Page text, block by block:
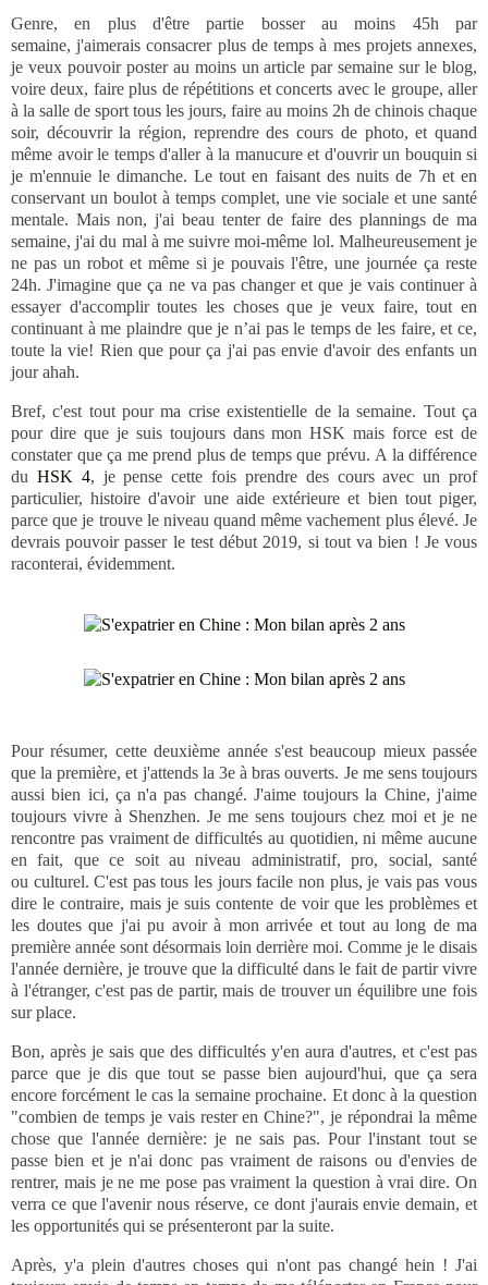
Genre, en plus d'être partie bosser au moins 45h par
semaine, j'aimerais consacrer plus de temps à mes projets annexes,
je veux pouvoir poster au moins un article par semaine sur le blog,
voire deux, faire plus de répétitions et concerts avec le groupe, aller
à la salle de sport tous les jours, faire au moins 2h de chinois chaque
soir, découvrir la région, reprendre des cours de photo, et quand
même avoir le temps d'aller à la manucure et d'ouvrir un bouquin si
je m'ennuie le dimanche. Le tout en faisant des nuits de 7h et en
conservant un boulot à temps complet, une vie sociale et une santé
mentale. Mais non, j'ai beau tenter de faire des plannings de ma
semaine, j'ai du mal à me suivre moi-même lol. Malheureusement je
ne pas un robot et même si je pouvais l'être, une journée ça reste
24h. J'imagine que ça ne va pas changer et que je vais continuer à
essayer d'accomplir toutes les choses que je veux faire, tout en
continuant à me plaindre que je n’ai pas le temps de les faire, et ce,
toute la vie! Rien que pour ça j'ai pas envie d'avoir des enfants un
jour ahah.
Bref, c'est tout pour ma crise existentielle de la semaine. Tout ça
pour dire que je suis toujours dans mon HSK mais force est de
constater que ça me prend plus de temps que prévu. A la différence
du HSK 4, je pense cette fois prendre des cours avec un prof
particulier, histoire d'avoir une aide extérieure et bien tout piger,
parce que je trouve le niveau quand même vachement plus élevé. Je
devrais pouvoir passer le test début 2019, si tout va bien ! Je vous
raconterai, évidemment.
Pour résumer, cette deuxième année s'est beaucoup mieux passée
que la première, et j'attends la 3e à bras ouverts. Je me sens toujours
aussi bien ici, ça n'a pas changé. J'aime toujours la Chine, j'aime
toujours vivre à Shenzhen. Je me sens toujours chez moi et je ne
rencontre pas vraiment de difficultés au quotidien, ni même aucune
en fait, que ce soit au niveau administratif, pro, social, santé
ou culturel. C'est pas tous les jours facile non plus, je vais pas vous
dire le contraire, mais je suis contente de voir que les problèmes et
les doutes que j'ai pu avoir à mon arrivée et tout au long de ma
première année sont désormais loin derrière moi. Comme je le disais
l'année dernière, je trouve que la difficulté dans le fait de partir vivre
à l'étranger, c'est pas de partir, mais de trouver un équilibre une fois
sur place.
Bon, après je sais que des difficultés y'en aura d'autres, et c'est pas
parce que je dis que tout se passe bien aujourd'hui, que ça sera
encore forcément le cas la semaine prochaine. Et donc à la question
"combien de temps je vais rester en Chine?", je répondrai la même
chose que l'année dernière: je ne sais pas. Pour l'instant tout se
passe bien et je n'ai donc pas vraiment de raisons ou d'envies de
rentrer, mais je ne me pose pas vraiment la question à vrai dire. On
verra ce que l'avenir nous réserve, ce dont j'aurais envie demain, et
les opportunités qui se présenteront par la suite.
Après, y'a plein d'autres choses qui n'ont pas changé hein ! J'ai